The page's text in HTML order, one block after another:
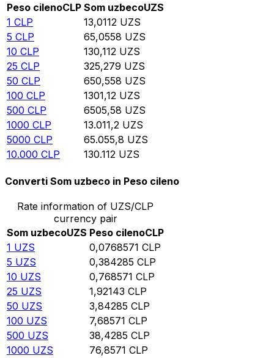
Peso cilenoCLP Som uzbecoUZS
1 CLP 13,0112 UZS
5 CLP 65,0558 UZS
10 CLP 130,112 UZS
25 CLP 325,279 UZS
50 CLP 650,558 UZS
100 CLP 1301,12 UZS
500 CLP 6505,58 UZS
1000 CLP 13.011,2 UZS
5000 CLP 65.055,8 UZS
10.000 CLP 130.112 UZS
Converti Som uzbeco in Peso cileno
Rate information of UZS/CLP
currency pair
Som uzbecoUZS Peso cilenoCLP
1 UZS 0,0768571 CLP
5 UZS 0,384285 CLP
10 UZS 0,768571 CLP
25 UZS 1,92143 CLP
50 UZS 3,84285 CLP
100 UZS 7,68571 CLP
500 UZS 38,4285 CLP
1000 UZS 76,8571 CLP